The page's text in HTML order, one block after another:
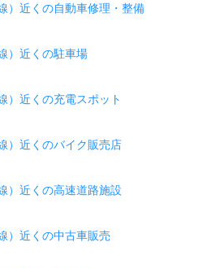
）近くの自動車修理・整備
）近くの駐車場
）近くの充電スポット
）近くのバイク販売店
）近くの高速道路施設
）近くの中古車販売